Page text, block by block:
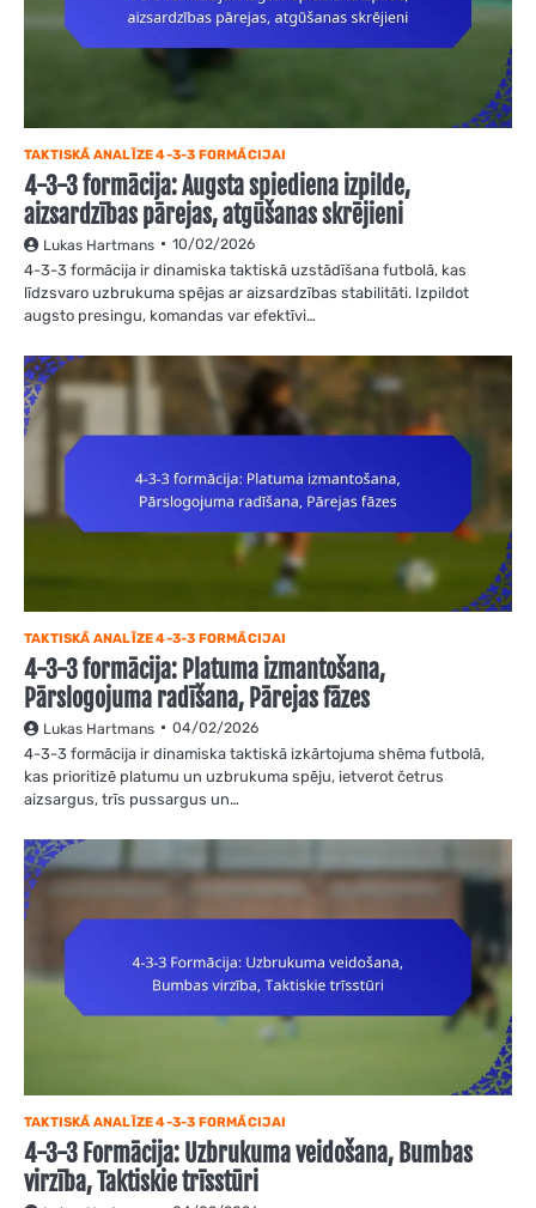
TAKTISKĀ ANALĪZE 4-3-3 FORMĀCIJAI
4-3-3 formācija: Augsta spiediena izpilde,
aizsardzības pārejas, atgūšanas skrējieni
Lukas Hartmans 10/02/2026
4-3-3 formācija ir dinamiska taktiskā uzstādīšana futbolā, kas
līdzsvaro uzbrukuma spējas ar aizsardzības stabilitāti. Izpildot
augsto presingu, komandas var efektīvi…
TAKTISKĀ ANALĪZE 4-3-3 FORMĀCIJAI
4-3-3 formācija: Platuma izmantošana,
Pārslogojuma radīšana, Pārejas fāzes
Lukas Hartmans 04/02/2026
4-3-3 formācija ir dinamiska taktiskā izkārtojuma shēma futbolā,
kas prioritizē platumu un uzbrukuma spēju, ietverot četrus
aizsargus, trīs pussargus un…
TAKTISKĀ ANALĪZE 4-3-3 FORMĀCIJAI
4-3-3 Formācija: Uzbrukuma veidošana, Bumbas
virzība, Taktiskie trīsstūri